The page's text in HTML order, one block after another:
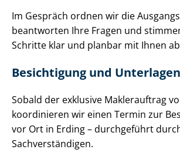
Im Gespräch ordnen wir die
beantworten Ihre Fragen und
Schritte klar und planbar mit Ihnen
Besichtigung und
Sobald der exklusive Maklerauftrag
koordinieren wir einen Termin zur
vor Ort in Erding – durchgeführt
Sach­ver­stän­di­gen.